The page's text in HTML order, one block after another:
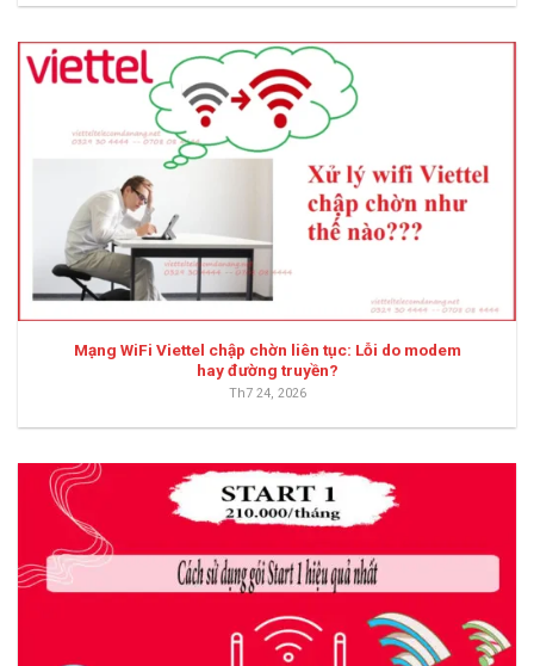
Mạng WiFi Viettel chập chờn liên tục: Lỗi do modem
hay đường truyền?
Th7 24, 2026